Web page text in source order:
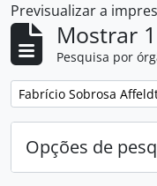
Previsualizar a
Mostrar
Pesquisa por
Remover filtro:
Fabrício Sobrosa
Opções de